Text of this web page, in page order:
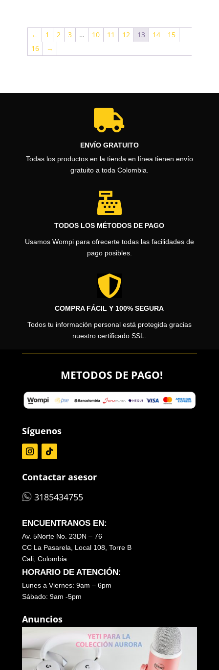
$5.238.400.$4.989.000.
← 1 2 3 … 10 11 12 13 14
15
16
→

ENVÍO GRATUITO
Todas los productos en la tienda en línea tienen envío
gratuito a toda Colombia.

TODOS LOS MÉTODOS DE PAGO
Usamos Wompi para ofrecerte todas las facilidades de
pago posibles.

COMPRA FÁCIL Y 100% SEGURA
Todos tu información personal está protegida gracias
nuestro certificado SSL.
METODOS DE PAGO!
Síguenos
Contactar asesor
3185434755
ENCUENTRANOS EN:
Av. 5Norte No. 23DN – 76
CC La Pasarela, Local 108, Torre B
Cali, Colombia
HORARIO DE ATENCIÓN:
Lunes a Viernes: 9am – 6pm
Sábado: 9am -5pm
Anuncios